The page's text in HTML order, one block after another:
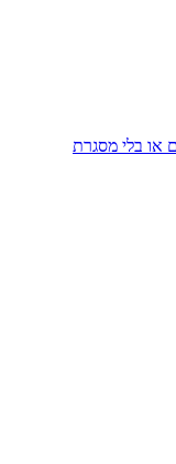
או בלי מסגרת